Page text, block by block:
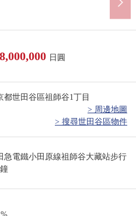
日圓
都世田谷區祖師谷1丁目
> 周邊地圖
> 搜尋世田谷區物件
急電鐵小田原線祖師谷大藏站步行